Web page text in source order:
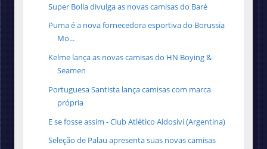
Super Bolla divulga as novas camisas do Baré
Puma é a nova fornecedora esportiva do Borussia
Mö...
Kelme lança as novas camisas do HN Boying &
Seamen
Portuguesa Santista lança camisas com marca
própria
E se fosse assim - Club Atlético Aldosivi (Argentina)
Seleção de Palau apresenta suas novas camisas